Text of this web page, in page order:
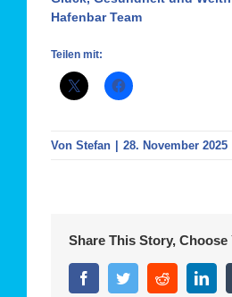
Hafenbar Team
Teilen mit:
VonStefan 28. November 2025
Share This Story,
FacebookTwitterReddit